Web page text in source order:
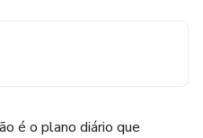
é o plano diário que